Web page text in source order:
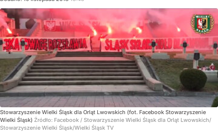
Stowarzyszenie Wielki Śląsk dla Orląt Lwowskich (fot. Facebook Stowarzyszenie
Wielki Śląsk) Źródło: Facebook / Stowarzyszenie Wielki Śląsk dla Orląt Lwowskich/
Stowarzyszenie Wielki Śląsk/Wielki Śląsk TV